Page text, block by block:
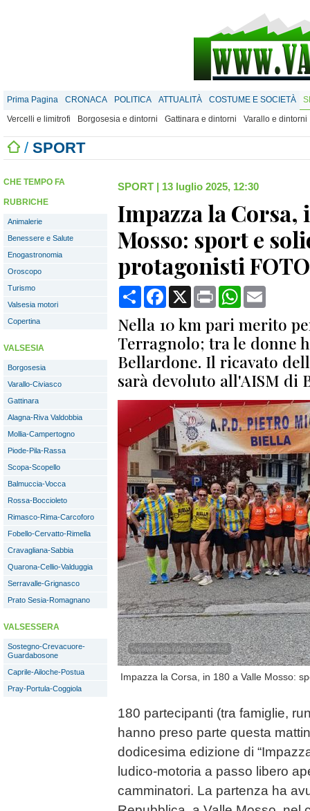
Prima Pagina CRONACA POLITICA ATTUALITÀ COSTUME E SOCIETÀ
Vercelli e limitrofi
Borgosesia e dintorni Gattinara e dintorni Varallo e dintorni
/ SPORT
CHE TEMPO FA
RUBRICHE
Animalerie
Benessere e Salute
Enogastronomia
Oroscopo
Turismo
Valsesia motori
Copertina
VALSESIA
Borgosesia
Varallo-Civiasco
Gattinara
Alagna-Riva Valdobbia
Mollia-Campertogno
Piode-Pila-Rassa
Scopa-Scopello
Balmuccia-Vocca
Rossa-Boccioleto
Rimasco-Rima-Carcoforo
Fobello-Cervatto-Rimella
Cravagliana-Sabbia
Quarona-Cellio-Valduggia
Serravalle-Grignasco
Prato Sesia-Romagnano
VALSESSERA
Sostegno-Crevacuore-
Guardabosone
Caprile-Ailoche-Postua
Pray-Portula-Coggiola
SPORT | 13 luglio 2025, 12:30
Impazza la Corsa,
Mosso: sport e
protagonisti
CondividiFacebook
X Print WhatsApp
Nella 10 km pari merito
Terragnolo; tra le donne
Bellardone. Il ricavato
sarà devoluto all'AISM di
Impazza la Corsa, in 180 a Valle Mosso:
180 partecipanti (tra famiglie,
hanno preso parte questa
dodicesima edizione di
ludico-motoria a passo libero
camminatori. La partenza ha